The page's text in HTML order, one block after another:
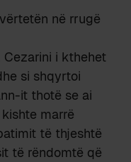
në rrugë
i kthehet
si shqyrtoi
it thotë se ai
marrë
të thjeshtë
të rëndomtë që